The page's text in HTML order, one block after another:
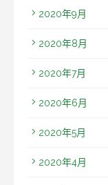
2020年9月
2020年8月
2020年7月
2020年6月
2020年5月
2020年4月